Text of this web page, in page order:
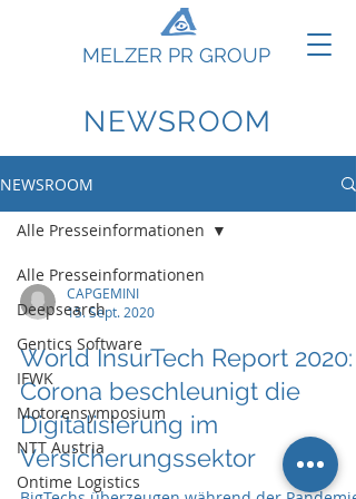
MELZER PR GROUP
NEWSROOM
NEWSROOM
Alle Presseinformationen
Deepsearch
Gentics Software
IFWK
Motorensymposium
NTT Austria
Ontime Logistics
Alle Presseinformationen
CAPGEMINI
15. Sept. 2020
World InsurTech Report 2020:
Corona beschleunigt die
Digitalisierung im
Versicherungssektor